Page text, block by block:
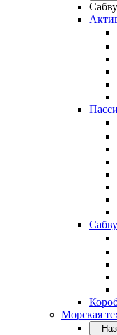
Морская